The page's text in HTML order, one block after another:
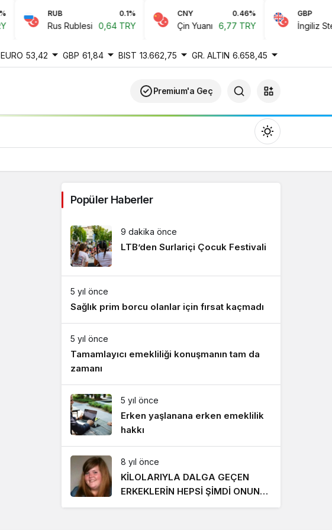
RUB 0.1%
Rus Rublesi 0,64 TRY
CNY 0.46%
Çin Yuanı 6,77 TRY
GBP
İngiliz
EURO 53,42 GBP 61,84 BIST 13.662,75 GR. ALTIN 6.658,45
Premium'a Geç
Gündüz modunu seçin.
Sistem Modu
Popüler Haberler
9 dakika önce
LTB’den Surlariçi Çocuk Festivali
5 yıl önce
Sağlık prim borcu olanlar için fırsat kaçmadı
5 yıl önce
Tamamlayıcı emekliliği konuşmanın tam da
zamanı
5 yıl önce
Erken yaşlanana erken emeklilik
hakkı
8 yıl önce
KİLOLARIYLA DALGA GEÇEN
ERKEKLERİN HEPSİ ŞİMDİ ONUN
PEŞİNDE! SON HALİ İNANILMAZ